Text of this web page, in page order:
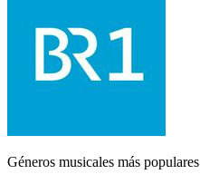
Géneros musicales más populares